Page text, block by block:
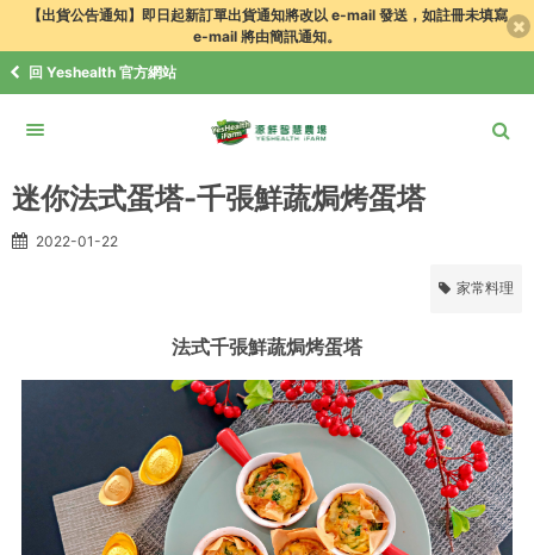
【出貨公告通知】即日起新訂單出貨通知將改以 e-mail 發送，如註冊未填寫
e-mail 將由簡訊通知。
回 Yeshealth 官方網站
家常料理
迷你法式蛋塔-千張鮮蔬焗烤蛋塔
2022-01-22
家常料理
法式千張鮮蔬焗烤蛋塔